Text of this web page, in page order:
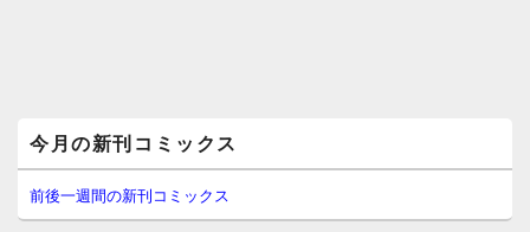
イ
ン
サ
イ
今月の新刊コミックス
前後一週間の新刊コミックス